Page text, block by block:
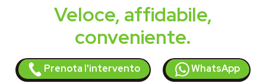
Veloce, affidabile,
conveniente.
Prenota l'intervento WhatsApp